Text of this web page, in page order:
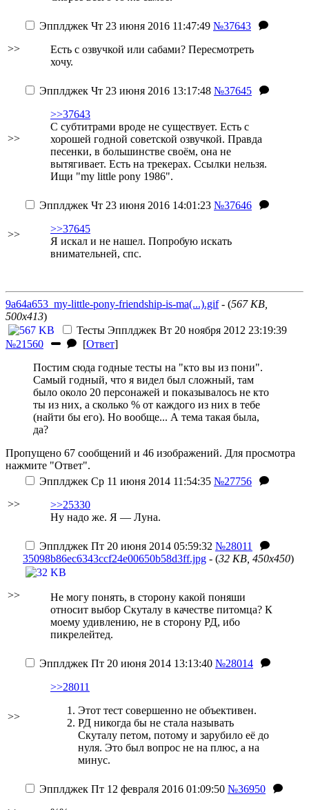
>>
Эпплджек Чт 23 июня 2016 11:47:49 №37643
Есть с озвучкой или сабами? Пересмотреть
хочу.
>>
Эпплджек Чт 23 июня 2016 13:17:48 №37645
>>37643
С субтитрами вроде не существует. Есть с
хорошей годной советской озвучкой. Правда
песенки, в большинстве своём, она не
вытягивает. Есть на трекерах. Ссылки нельзя.
Ищи "my little pony 1986".
>>
Эпплджек Чт 23 июня 2016 14:01:23 №37646
>>37645
Я искал и не нашел. Попробую искать
внимательней, спс.
9a64a653_my-little-pony-friendship-is-ma(...).gif- (567 KB,
500x413)
Тесты Эпплджек Вт 20 ноября 2012 23:19:39
№21560
[Ответ]
Постим сюда годные тесты на "кто вы из пони".
Самый годный, что я видел был сложный, там
было около 20 персонажей и показывалось не кто
ты из них, а сколько % от каждого из них в тебе
(найти бы его). Но вообще... А тема такая была,
да?
Пропущено 67 сообщений и 46 изображений. Для просмотра
нажмите "Ответ".
>>
Эпплджек Ср 11 июня 2014 11:54:35 №27756
>>25330
Ну надо же. Я — Луна.
>>
Эпплджек Пт 20 июня 2014 05:59:32 №28011
35098b86ec6343ccf24e00650b58d3ff.jpg - (32 KB, 450x450)
Не могу понять, в сторону какой поняши
относит выбор Скуталу в качестве питомца? К
моему удивлению, не в сторону РД, ибо
пикрелейтед.
>>
Эпплджек Пт 20 июня 2014 13:13:40 №28014
>>28011
Этот тест совершенно не объективен.
РД никогда бы не стала называть
Скуталу петом, потому и зарубило её до
нуля. Это был вопрос не на плюс, а на
минус.
Эпплджек Пт 12 февраля 2016 01:09:50 №36950